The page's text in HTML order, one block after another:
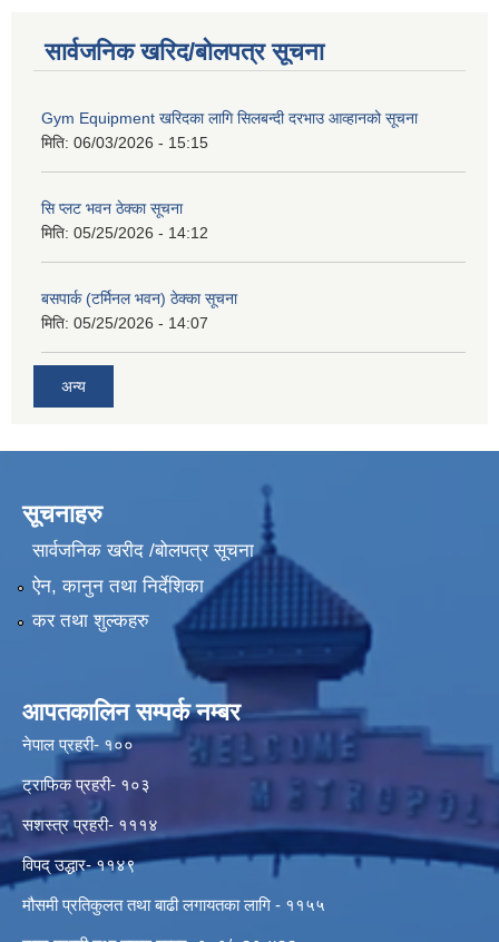
सार्वजनिक खरिद/बोलपत्र सूचना
Gym Equipment खरिदका लागि सिलबन्दी दरभाउ आव्हानको सूचना
मिति: 06/03/2026 - 15:15
सि प्लट भवन ठेक्का सूचना
मिति: 05/25/2026 - 14:12
बसपार्क (टर्मिनल भवन) ठेक्का सूचना
मिति: 05/25/2026 - 14:07
अन्य
सूचनाहरु
सार्वजनिक खरीद /बोलपत्र सूचना
ऐन, कानुन तथा निर्देशिका
कर तथा शुल्कहरु
आपतकालिन सम्पर्क नम्बर
नेपाल प्रहरी- १००
ट्राफिक प्रहरी- १०३
सशस्त्र प्रहरी- १११४
विपद् उद्धार- ११४९
मौसमी प्रतिकुलत तथा बाढी लगायतका लागि - ११५५